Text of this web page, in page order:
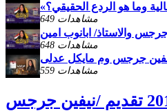
وما هو الردع الحقيقي؟
649 مشاهدات
جرجس والاستاذ/ ابانوب امين
648 مشاهدات
نفين جرجس وم مايكل عدلى
559 مشاهدات